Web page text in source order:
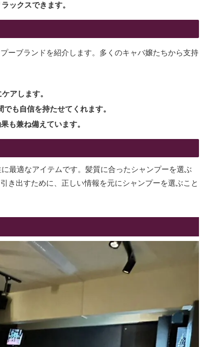
ックスできます。
ーブランドを紹介します。多くのキャバ嬢たちから支持
アします。
も自信を持たせてくれます。
も兼ね備えています。
最適なアイテムです。髪質に合ったシャンプーを選ぶ
き出すために、正しい情報を元にシャンプーを選ぶこと